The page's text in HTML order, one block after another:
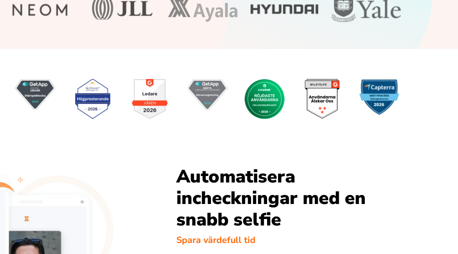
Automatisera
incheckningar med en
snabb selfie
Spara värdefull tid